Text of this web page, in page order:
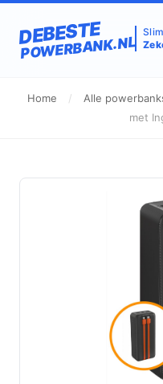
DEBESTE
POWERBANK.NL
Home / Alle
met